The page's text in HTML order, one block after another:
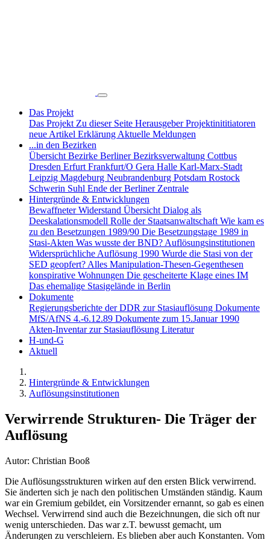
Das Projekt
Das Projekt Zu dieser Seite HerausgeberProjektinititiatoren
neue Artikel Erklärung Aktuelle Meldungen
...in den Bezirken
Übersicht Bezirke Berliner Bezirksverwaltung Cottbus
Dresden Erfurt Frankfurt/O Gera Halle Karl-Marx-Stadt
Leipzig Magdeburg Neubrandenburg Potsdam Rostock
Schwerin Suhl Ende der Berliner Zentrale
Hintergründe & Entwicklungen
Bewaffneter Widerstand Übersicht Dialog als
Deeskalationsmodell Rolle der Staatsanwaltschaft Wie kam es
zu den Besetzungen 1989/90 Die Besetzungstage 1989 in
Stasi-Akten Was wusste der BND? Auflösungsinstitutionen
Widersprüchliche Auflösung 1990 Wurde die Stasi von der
SED geopfert? Alles Manipulation-Thesen-Gegenthesen
konspirative Wohnungen Die gescheiterte Klage eines IM
Das ehemalige Stasigelände in Berlin
Dokumente
Regierungsberichte der DDR zur Stasiauflösung Dokumente
MfS/AfNS 4.-6.12.89 Dokumente zum 15.Januar 1990
Akten-Inventar zur Stasiauflösung Literatur
H-und-G
Aktuell
Hintergründe & Entwicklungen
Auflösungsinstitutionen
Verwirrende Strukturen- Die Träger der
Auflösung
Autor: Christian Booß
Die Auflösungsstrukturen wirken auf den ersten Blick verwirrend.
Sie änderten sich je nach den politischen Umständen ständig. Kaum
war ein Gremium gebildet, ein Vorsitzender ernannt, so gab es einen
Wechsel. Verwirrend sind auch die Bezeichnungen, die sich oft nur
wenig unterschieden. Das war z.T. bewusst gemacht, um
Änderungen zu verschleiern. Es blieben aber auch Konstanten. Vom